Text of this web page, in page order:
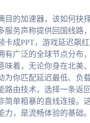
目的加速器，该如何抉
服务声称提供回国线路
卡成PPT，游戏延迟飙
有广泛的全球节点分布
味着，无论你身在北美
为你匹配延迟最低、负
路由技术，选择一条返
简单粗暴的直线连接。
力，是流畅体验的基础。